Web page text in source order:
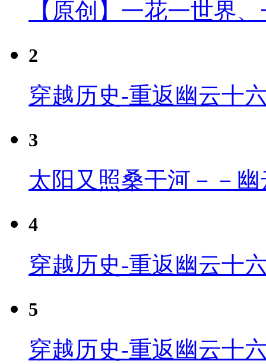
【原创】一花一世界
2
穿越历史-重返幽云十
3
太阳又照桑干河－－
4
穿越历史-重返幽云十
5
穿越历史-重返幽云十